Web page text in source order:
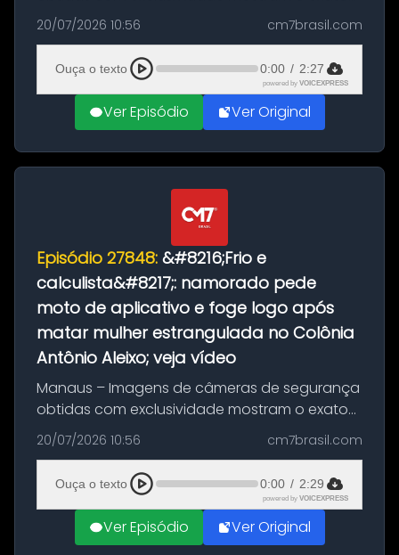
momento da fuga do principal suspeito da
morte de Larissa Araújo, de 28 anos. O crime
ocorreu na noite deste último d...
20/07/2026 10:56 cm7brasil.com
Ouça o texto 0:00 / 2:27
powered by VOICEXPRESS
Ver Episódio Ver Original
Episódio 27848: &#8216;Frio e
calculista&#8217;: namorado pede
moto de aplicativo e foge logo após
matar mulher estrangulada no Colônia
Antônio Aleixo; veja vídeo
Manaus – Imagens de câmeras de segurança
obtidas com exclusividade mostram o exato
momento da fuga do principal suspeito da
morte de Larissa Araújo, de 28 anos. O crime
ocorreu na noite deste último d...
20/07/2026 10:56 cm7brasil.com
Ouça o texto 0:00 / 2:29
powered by VOICEXPRESS
Ver Episódio Ver Original